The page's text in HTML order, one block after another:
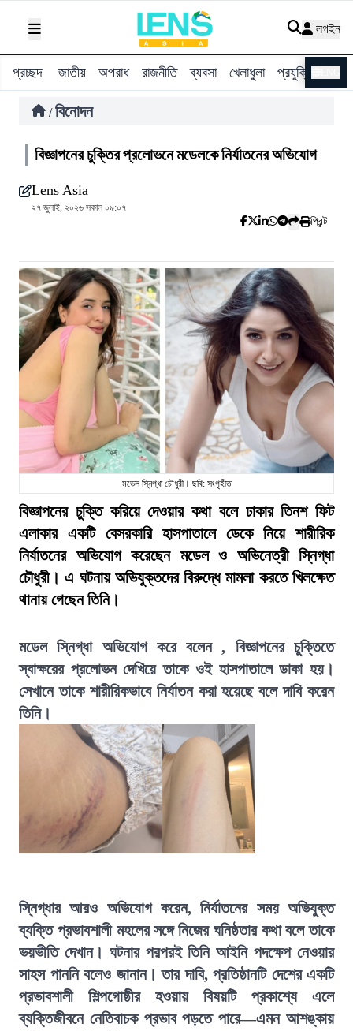
লগইন
প্রচ্ছদ জাতীয় অপরাধ রাজনীতি ব্যবসা খেলাধুলা প্রযুক্তি
/ বিনোদন
বিজ্ঞাপনের চুক্তির প্রলোভনে মডেলকে নির্যাতনের অভিযোগ
Lens Asia
২৭ জুলাই, ২০২৬ সকাল ০৯:০৭
প্রিন্ট
মডেল স্নিগ্ধা চৌধুরী। ছবি: সংগৃহীত
বিজ্ঞাপনের চুক্তি করিয়ে দেওয়ার কথা বলে ঢাকার তিনশ ফিট
এলাকার একটি বেসরকারি হাসপাতালে ডেকে নিয়ে শারীরিক
নির্যাতনের অভিযোগ করেছেন মডেল ও অভিনেত্রী স্নিগ্ধা
চৌধুরী। এ ঘটনায় অভিযুক্তদের বিরুদ্ধে মামলা করতে খিলক্ষেত
থানায় গেছেন তিনি।
মডেল স্নিগ্ধা অভিযোগ করে বলেন , বিজ্ঞাপনের চুক্তিতে
স্বাক্ষরের প্রলোভন দেখিয়ে তাকে ওই হাসপাতালে ডাকা হয়।
সেখানে তাকে শারীরিকভাবে নির্যাতন করা হয়েছে বলে দাবি করেন
তিনি।
স্নিগ্ধার আরও অভিযোগ করেন, নির্যাতনের সময় অভিযুক্ত
ব্যক্তি প্রভাবশালী মহলের সঙ্গে নিজের ঘনিষ্ঠতার কথা বলে তাকে
ভয়ভীতি দেখান। ঘটনার পরপরই তিনি আইনি পদক্ষেপ নেওয়ার
সাহস পাননি বলেও জানান। তার দাবি, প্রতিষ্ঠানটি দেশের একটি
প্রভাবশালী শিল্পগোষ্ঠীর হওয়ায় বিষয়টি প্রকাশ্যে এলে
ব্যক্তিজীবনে নেতিবাচক প্রভাব পড়তে পারে—এমন আশঙ্কায়